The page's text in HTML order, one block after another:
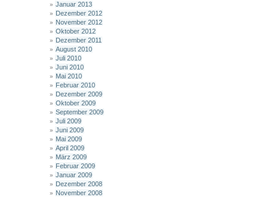
Januar 2013
Dezember 2012
November 2012
Oktober 2012
Dezember 2011
August 2010
Juli 2010
Juni 2010
Mai 2010
Februar 2010
Dezember 2009
Oktober 2009
September 2009
Juli 2009
Juni 2009
Mai 2009
April 2009
März 2009
Februar 2009
Januar 2009
Dezember 2008
November 2008